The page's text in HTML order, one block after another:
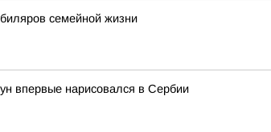
семейной жизни
впервые нарисовался в Сербии